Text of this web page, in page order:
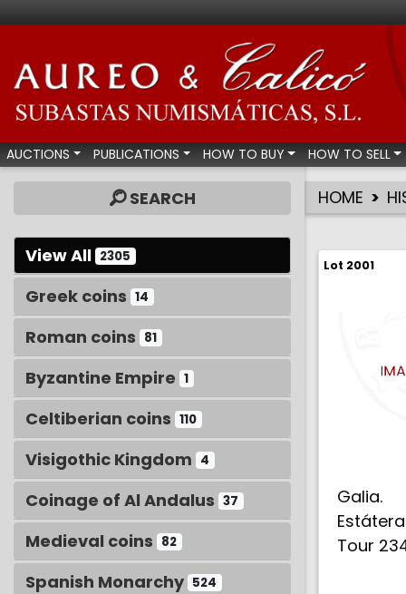
Aureo & Calicó -
AUCTIONS PUBLICATIONS HOW TO BUY HOW TO SELL
SEARCH
View All 2305
Greek coins 14
Roman coins 81
Byzantine Empire 1
Celtiberian coins 110
Visigothic Kingdom 4
Coinage of Al Andalus 37
Medieval coins 82
Spanish Monarchy 524
HOME
Lot 2001
Galia.
Tour